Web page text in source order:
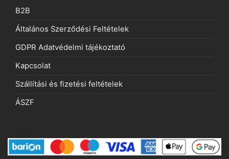
B2B
Általános Szerződési Feltételek
GDPR Adatvédelmi tájékoztató
Kapcsolat
Szállítási és fizetési feltételek
ÁSZF